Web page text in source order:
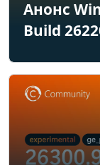
Анонс
Build